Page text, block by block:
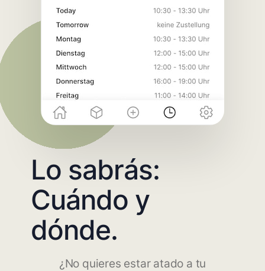
Lo sabrás:
Cuándo y
dónde.
¿No quieres estar atado a tu